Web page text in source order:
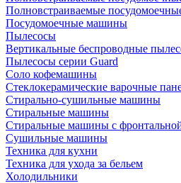
Полновстраиваемые
Посудомоечные машины
Пылесосы
Вертикальные беспроводные
Пылесосы серии Guard
Соло кофемашины
Стеклокерамические варочные
Стирально-сушильные машины
Стиральные машины
Стиральные машины с фронтальной
Сушильные машины
Техника для кухни
Техника для ухода за бельем
Холодильники